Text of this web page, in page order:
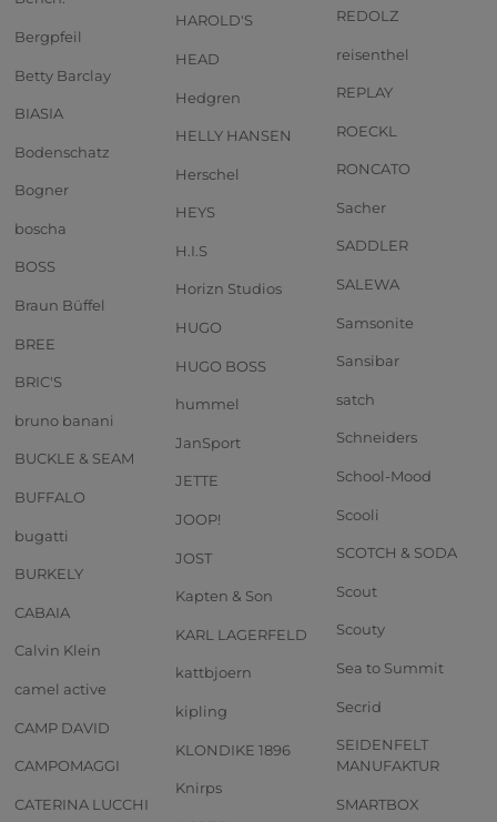
Bergpfeil
Betty Barclay
BIASIA
Bodenschatz
Bogner
boscha
BOSS
Braun Büffel
BREE
BRIC'S
bruno banani
BUCKLE & SEAM
BUFFALO
bugatti
BURKELY
CABAIA
Calvin Klein
camel active
CAMP DAVID
CAMPOMAGGI
CATERINA LUCCHI
HAROLD'S
HEAD
Hedgren
HELLY HANSEN
Herschel
HEYS
H.I.S
Horizn Studios
HUGO
HUGO BOSS
hummel
JanSport
JETTE
JOOP!
JOST
Kapten & Son
KARL LAGERFELD
kattbjoern
kipling
KLONDIKE 1896
Knirps
REDOLZ
reisenthel
REPLAY
ROECKL
RONCATO
Sacher
SADDLER
SALEWA
Samsonite
Sansibar
satch
Schneiders
School-Mood
Scooli
SCOTCH & SODA
Scout
Scouty
Sea to Summit
Secrid
SEIDENFELT
MANUFAKTUR
SMARTBOX